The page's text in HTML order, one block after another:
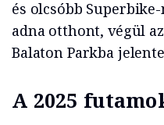
és olcsóbb
adna otthont, végül
Balaton Parkba
A 2025